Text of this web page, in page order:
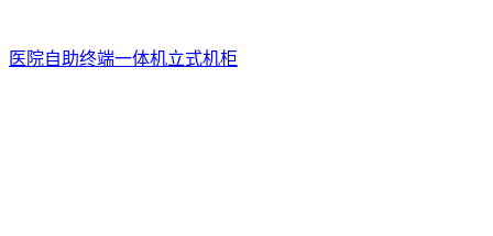
医院自助终端一体机立式机柜